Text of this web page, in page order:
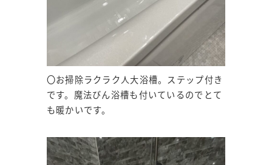
〇お掃除ラクラク人大浴槽。ステップ付き
です。魔法びん浴槽も付いているのでとて
も暖かいです。